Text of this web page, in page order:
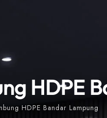
HDPE
HDPE Bandar Lampung